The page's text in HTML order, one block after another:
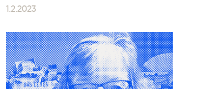
1.2.2023